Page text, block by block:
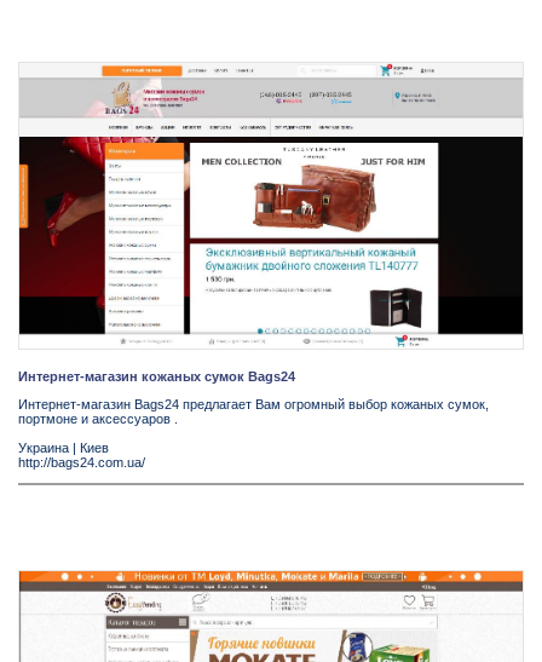
Интернет-магазин кожаных сумок Bags24
Интернет-магазин Bags24 предлагает Вам огромный выбор кожаных сумок,
портмоне и аксессуаров .
Украина
Киев
http://bags24.com.ua/